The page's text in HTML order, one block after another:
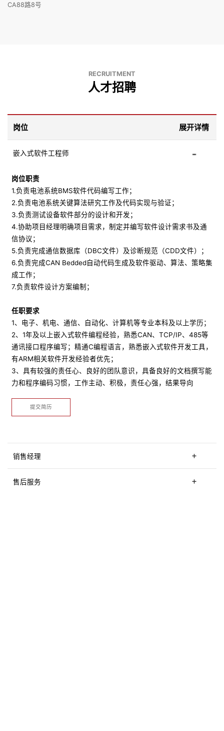
CA88路8号
RECRUITMENT
人才招聘
岗位 展开详情
嵌入式软件工程师
岗位职责
1.负责电池系统BMS软件代码编写工作；
2.负责电池系统关键算法研究工作及代码实现与验证；
3.负责测试设备软件部分的设计和开发；
4.协助项目经理明确项目需求，制定并编写软件设计需求书及通
信协议；
5.负责完成通信数据库（DBC文件）及诊断规范（CDD文件）；
6.负责完成CAN Bedded自动代码生成及软件驱动、算法、策略集
成工作；
7.负责软件设计方案编制；
任职要求
1、电子、机电、通信、自动化、计算机等专业本科及以上学历；
2、1年及以上嵌入式软件编程经验，熟悉CAN、TCP/IP、485等
通讯接口程序编写；精通C编程语言，熟悉嵌入式软件开发工具，
有ARM相关软件开发经验者优先；
3、具有较强的责任心、良好的团队意识，具备良好的文档撰写能
力和程序编码习惯，工作主动、积极，责任心强，结果导向
提交简历
销售经理
售后服务